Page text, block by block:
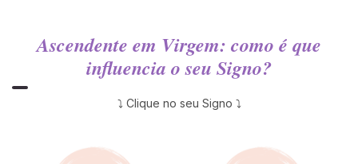
Ascendente em Virgem: como é que
influencia o seu Signo?
⤵ Clique no seu Signo ⤵